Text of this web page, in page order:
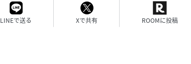
LINEで送る Xで共有 ROOMに投稿